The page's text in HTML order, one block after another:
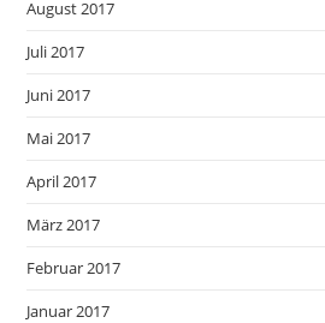
August 2017
Juli 2017
Juni 2017
Mai 2017
April 2017
März 2017
Februar 2017
Januar 2017